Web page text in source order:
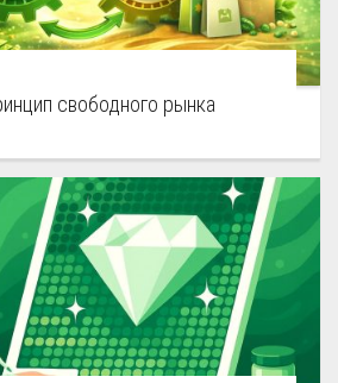
свободного рынка